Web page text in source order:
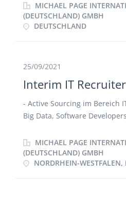
MICHAEL PAGE
(DEUTSCHLAND) GMBH
DEUTSCHLAND
25/09/2021
Interim IT
- Active Sourcing im Bereich
Big Data, Software
mit den Hiring Managern -
internationalen Kandidaten -
MICHAEL PAGE
(DEUTSCHLAND) GMBH
NORDRHEIN-